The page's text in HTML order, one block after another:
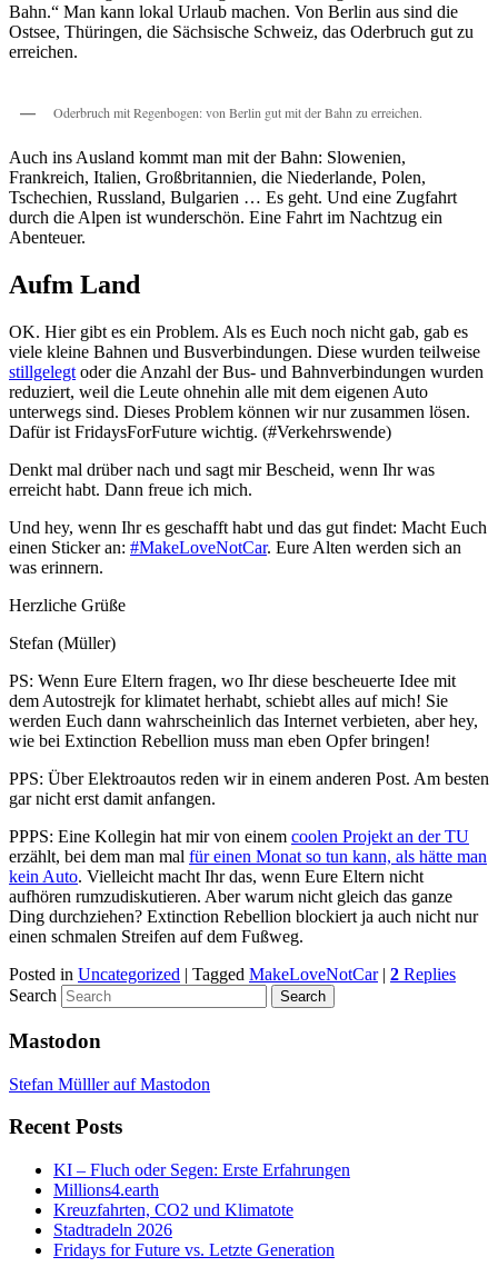
Bahn.“ Man kann lokal Urlaub machen. Von Berlin aus sind die
Ostsee, Thüringen, die Sächsische Schweiz, das Oderbruch gut zu
erreichen.
Oderbruch mit Regenbogen: von Berlin gut mit der Bahn zu erreichen.
Auch ins Ausland kommt man mit der Bahn: Slowenien,
Frankreich, Italien, Großbritannien, die Niederlande, Polen,
Tschechien, Russland, Bulgarien … Es geht. Und eine Zugfahrt
durch die Alpen ist wunderschön. Eine Fahrt im Nachtzug ein
Abenteuer.
Aufm Land
OK. Hier gibt es ein Problem. Als es Euch noch nicht gab, gab es
viele kleine Bahnen und Busverbindungen. Diese wurden teilweise
stillgelegt oder die Anzahl der Bus- und Bahnverbindungen wurden
reduziert, weil die Leute ohnehin alle mit dem eigenen Auto
unterwegs sind. Dieses Problem können wir nur zusammen lösen.
Dafür ist FridaysForFuture wichtig. (#Verkehrswende)
Denkt mal drüber nach und sagt mir Bescheid, wenn Ihr was
erreicht habt. Dann freue ich mich.
Und hey, wenn Ihr es geschafft habt und das gut findet: Macht Euch
einen Sticker an: #MakeLoveNotCar. Eure Alten werden sich an
was erinnern.
Herzliche Grüße
Stefan (Müller)
PS: Wenn Eure Eltern fragen, wo Ihr diese bescheuerte Idee mit
dem Autostrejk for klimatet herhabt, schiebt alles auf mich! Sie
werden Euch dann wahrscheinlich das Internet verbieten, aber hey,
wie bei Extinction Rebellion muss man eben Opfer bringen!
PPS: Über Elektroautos reden wir in einem anderen Post. Am besten
gar nicht erst damit anfangen.
PPPS: Eine Kollegin hat mir von einem coolen Projekt an der TU
erzählt, bei dem man mal für einen Monat so tun kann, als hätte man
kein Auto. Vielleicht macht Ihr das, wenn Eure Eltern nicht
aufhören rumzudiskutieren. Aber warum nicht gleich das ganze
Ding durchziehen? Extinction Rebellion blockiert ja auch nicht nur
einen schmalen Streifen auf dem Fußweg.
Posted in Uncategorized | Tagged MakeLoveNotCar | 2 Replies
Search
Mastodon
Stefan Mülller auf Mastodon
Recent Posts
KI – Fluch oder Segen: Erste Erfahrungen
Millions4.earth
Kreuzfahrten, CO2 und Klimatote
Stadtradeln 2026
Fridays for Future vs. Letzte Generation